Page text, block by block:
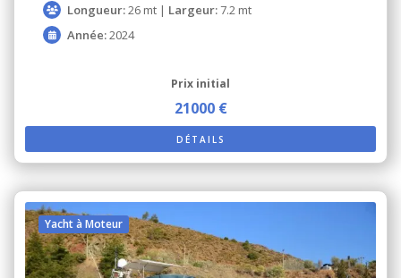
Longueur:26 mt | Largeur:7.2 mt
Année:2024
Prix ​​initial
21000 €
DÉTAILS
Yacht à Moteur